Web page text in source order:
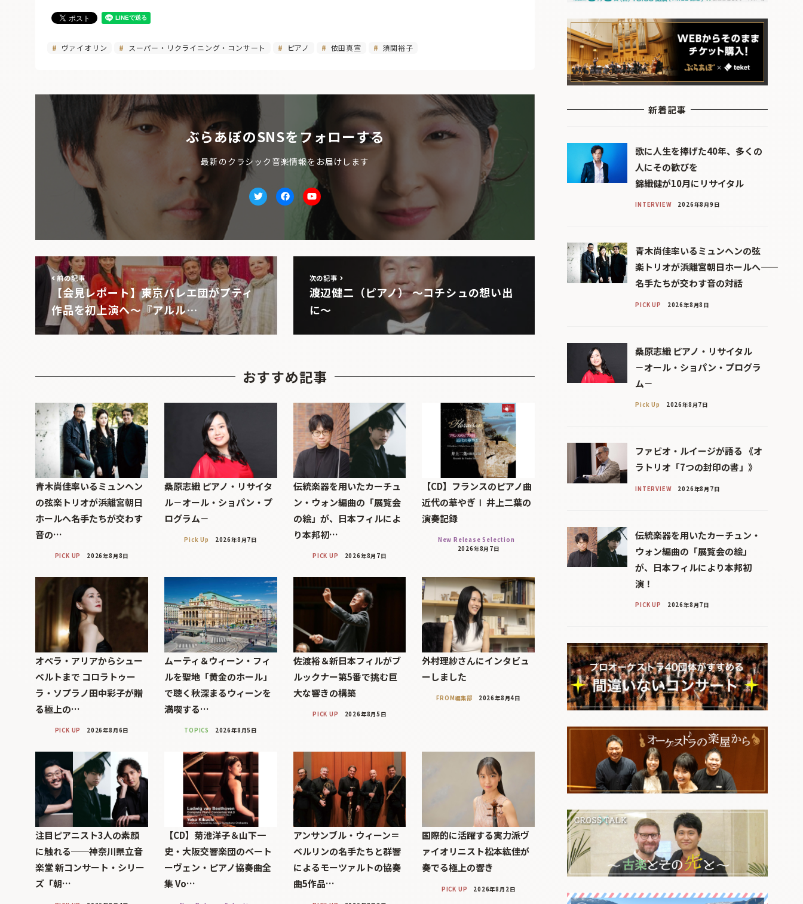
ヴァイオリン スーパー・リクライニング・コンサート ピアノ 依田真宣 須関裕子
ぶらあぼのSNSをフォローする
最新のクラシック音楽情報をお届けします
TwitterfacebookYoutube
前の記事
【会見レポート】東京バレエ団がプティ
作品を初上演へ〜『アルル…
次の記事
渡辺健二（ピアノ） 〜コチシュの想い出
に〜
おすすめ記事
青木尚佳率いるミュンヘン
の弦楽トリオが浜離宮朝日
ホールへ――名手たちが交わす
音の…
PICK UP 2026年8月8日
桑原志織 ピアノ・リサイタ
ル－オール・ショパン・プ
ログラム－
Pick Up 2026年8月7日
伝統楽器を用いたカーチュ
ン・ウォン編曲の「展覧会
の絵」が、日本フィルによ
り本邦初…
PICK UP 2026年8月7日
【CD】フランスのピアノ曲
近代の華やぎⅠ 井上二葉の
演奏記録
New Release Selection
2026年8月7日
オペラ・アリアからシュー
ベルトまで コロラトゥー
ラ・ソプラノ田中彩子が贈
る極上の…
PICK UP 2026年8月6日
ムーティ＆ウィーン・フィ
ルを聖地「黄金のホール」
で聴く秋深まるウィーンを
満喫する…
TOPICS 2026年8月5日
佐渡裕＆新日本フィルがブ
ルックナー第5番で挑む巨
大な響きの構築
PICK UP 2026年8月5日
外村理紗さんにインタビュ
ーしました
FROM編集部 2026年8月4日
注目ピアニスト3人の素顔
に触れる──神奈川県立音
楽堂 新コンサート・シリー
ズ「朝…
【CD】菊池洋子＆山下一
史・大阪交響楽団のベート
ーヴェン・ピアノ協奏曲全
集 Vo…
アンサンブル・ウィーン＝
ベルリンの名手たちと群響
によるモーツァルトの協奏
曲5作品…
国際的に活躍する実力派ヴ
ァイオリニスト松本紘佳が
奏でる極上の響き
PICK UP 2026年8月2日
新着記事
歌に人生を捧げた40年、多くの
人にその歓びを
錦織健が10月にリサイタル
INTERVIEW 2026年8月9日
青木尚佳率いるミュンヘンの弦
楽トリオが浜離宮朝日ホールへ――
名手たちが交わす音の対話
PICK UP 2026年8月8日
桑原志織 ピアノ・リサイタル
－オール・ショパン・プログラ
ム－
Pick Up 2026年8月7日
ファビオ・ルイージが語る 《オ
ラトリオ「7つの封印の書」》
INTERVIEW 2026年8月7日
伝統楽器を用いたカーチュン・
ウォン編曲の「展覧会の絵」
が、日本フィルにより本邦初
演！
PICK UP 2026年8月7日